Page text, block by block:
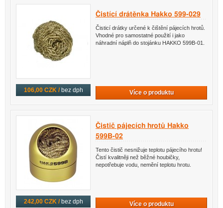
106,00 CZK / bez dph
Čistící drátěnka Hakko 599-029
Čisticí drátky určené k čištění pájecích hrotů.
Vhodné pro samostatné použití i jako
náhradní náplň do stojánku HAKKO 599B-01.
Více o produktu
242,00 CZK / bez dph
Čistič pájecích hrotů Hakko
599B-02
Tento čistič nesnižuje teplotu pájecího hrotu!
Čistí kvalitněji než běžné houbičky,
nepotřebuje vodu, nemění teplotu hrotu.
Více o produktu